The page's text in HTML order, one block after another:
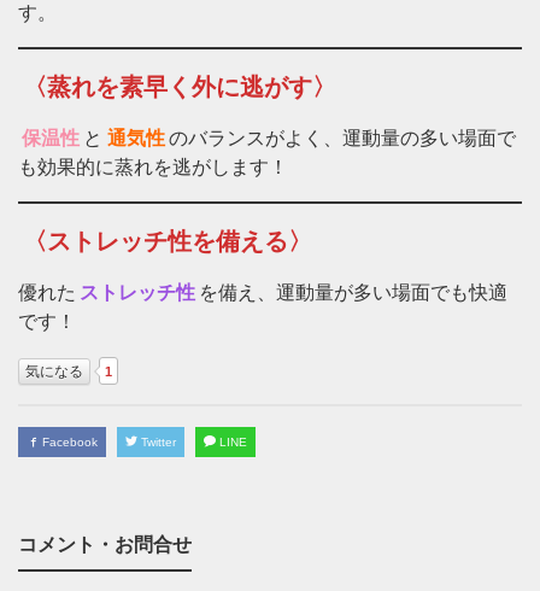
す。
〈蒸れを素早く外に逃がす〉
保温性 と 通気性 のバランスがよく、運動量の多い場面で
も効果的に蒸れを逃がします！
〈ストレッチ性を備える〉
優れた ストレッチ性 を備え、運動量が多い場面でも快適
です！
気になる 1
Facebook Twitter LINE
コメント・お問合せ